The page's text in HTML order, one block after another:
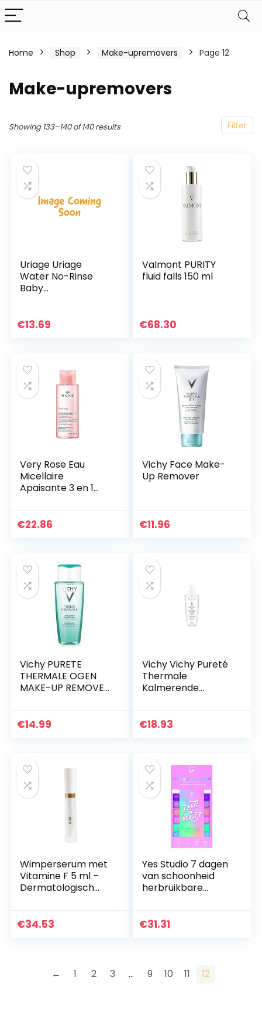
Home Shop Make-upremovers Page 12
Make-upremovers
Filter
Showing 133–140 of 140 results
Uriage Uriage
Water No-Rinse
Baby
€13.69
Valmont PURITY
fluid falls 150 ml
€68.30
Very Rose Eau
Micellaire
Apaisante 3 en 1
€22.86
Vichy Face Make-
Up Remover
€11.96
Vichy PURETE
THERMALE OGEN
MAKE-UP REMOVER
€14.99
Vichy Vichy Pureté
Thermale
Kalmerende
400ml
€18.93
Wimperserum met
Vitamine F 5 ml –
Dermatologisch
kwaliteit „VERY
€34.53
Yes Studio 7 dagen
van schoonheid
herbruikbare
€31.31
← 1 2 3 … 9 10 11 12